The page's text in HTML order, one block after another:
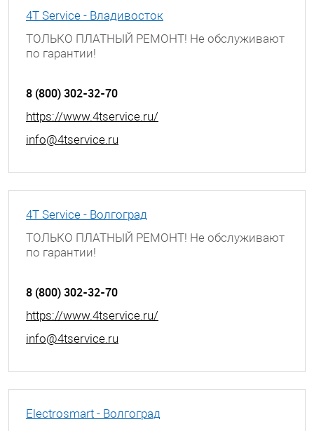
4T Service - Владивосток
ТОЛЬКО ПЛАТНЫЙ РЕМОНТ! Не обслуживают
по гарантии!
8 (800) 302-32-70
https://www.4tservice.ru/
info@4tservice.ru
4T Service - Волгоград
ТОЛЬКО ПЛАТНЫЙ РЕМОНТ! Не обслуживают
по гарантии!
8 (800) 302-32-70
https://www.4tservice.ru/
info@4tservice.ru
Electrosmart - Волгоград